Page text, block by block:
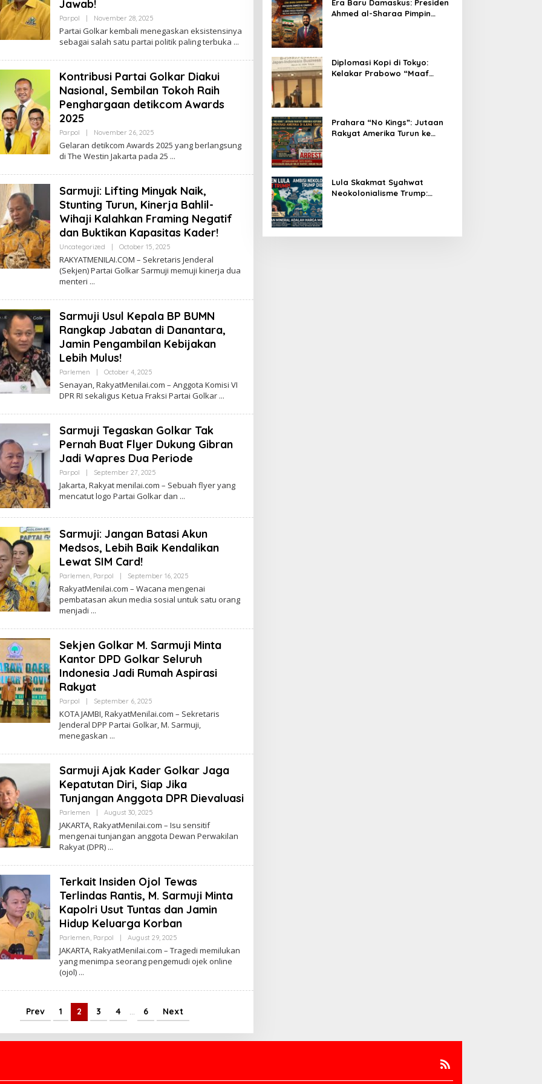
Jawab!
Parpol November 28, 2025
A
D
I
Partai Golkar kembali menegaskan eksistensinya
sebagai salah satu partai politik paling terbuka
Kontribusi Partai Golkar Diakui
Nasional, Sembilan Tokoh Raih
Penghargaan detikcom Awards
2025
Parpol November 26, 2025
Y
A
D
I
Gelaran detikcom Awards 2025 yang berlangsung
di The Westin Jakarta pada 25
Sarmuji: Lifting Minyak Naik,
Stunting Turun, Kinerja Bahlil-
Wihaji Kalahkan Framing Negatif
dan Buktikan Kapasitas Kader!
Uncategorized October 15, 2025
R
O
A
RAKYATMENILAI.COM – Sekretaris Jenderal
(Sekjen) Partai Golkar Sarmuji memuji kinerja dua
menteri
Sarmuji Usul Kepala BP BUMN
Rangkap Jabatan di Danantara,
Jamin Pengambilan Kebijakan
Lebih Mulus!
Parlemen October 4, 2025
R
O
Y
Z
​Senayan, RakyatMenilai.com – Anggota Komisi VI
DPR RI sekaligus Ketua Fraksi Partai Golkar
Sarmuji Tegaskan Golkar Tak
Pernah Buat Flyer Dukung Gibran
Jadi Wapres Dua Periode
Parpol September 27, 2025
R
O
Z
Jakarta, Rakyat menilai.com – Sebuah flyer yang
mencatut logo Partai Golkar dan
Sarmuji: Jangan Batasi Akun
Medsos, Lebih Baik Kendalikan
Lewat SIM Card!
Parlemen, Parpol September 16, 2025
R
O
A
​RakyatMenilai.com – Wacana mengenai
pembatasan akun media sosial untuk satu orang
menjadi
Sekjen Golkar M. Sarmuji Minta
Kantor DPD Golkar Seluruh
Indonesia Jadi Rumah Aspirasi
Rakyat
Parpol September 6, 2025
Y
R
O
A
KOTA JAMBI, RakyatMenilai.com – Sekretaris
Jenderal DPP Partai Golkar, M. Sarmuji,
menegaskan
Sarmuji Ajak Kader Golkar Jaga
Kepatutan Diri, Siap Jika
Tunjangan Anggota DPR Dievaluasi
Parlemen August 30, 2025
R
O
A
JAKARTA, RakyatMenilai.com – Isu sensitif
mengenai tunjangan anggota Dewan Perwakilan
Rakyat (DPR)
Terkait Insiden Ojol Tewas
Terlindas Rantis, M. Sarmuji Minta
Kapolri Usut Tuntas dan Jamin
Hidup Keluarga Korban
Parlemen, Parpol August 29, 2025
R
O
A
JAKARTA, RakyatMenilai.com – Tragedi memilukan
yang menimpa seorang pengemudi ojek online
(ojol)
Prev 1 2 3 4 … 6 Next
Era Baru Damaskus: Presiden
Ahmed al-Sharaa Pimpin
Diplomasi Kopi di Tokyo:
Kelakar Prabowo “Maaf
Prahara “No Kings”: Jutaan
Rakyat Amerika Turun ke
Lula Skakmat Syahwat
Neokolonialisme Trump: